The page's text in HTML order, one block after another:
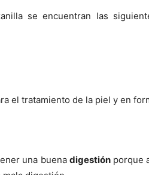
se encuentran las
el tratamiento de la piel y en
una buena digestiónporque